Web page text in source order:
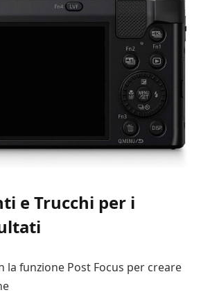
e Trucchi per i
la funzione Post Focus per creare